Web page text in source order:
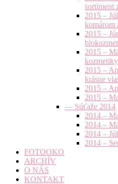
sortiment
2015 –
komárom
2015 –
2015 –
kozmetiky
2015 –
krásne
2015 –
2015 –
— Súťaže 2014
2014 –
2014 –
2014 –
2014 –
FOTOOKO
ARCHÍV
O NÁS
KONTAKT